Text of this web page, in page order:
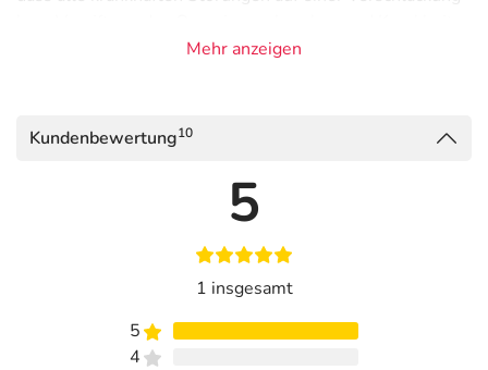
ein Heilbestreben des Körpers darstellt.
PDF des Beipackzettelskönnen Sie sich oben
herunterladen.
Mehr anzeigen
Kundenbewertung10
5
1 insgesamt
5
4